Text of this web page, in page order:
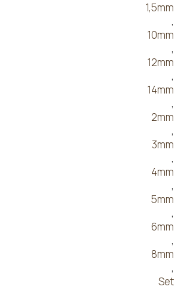
1,5mm
,
10mm
,
12mm
,
14mm
,
2mm
,
3mm
,
4mm
,
5mm
,
6mm
,
8mm
,
Set